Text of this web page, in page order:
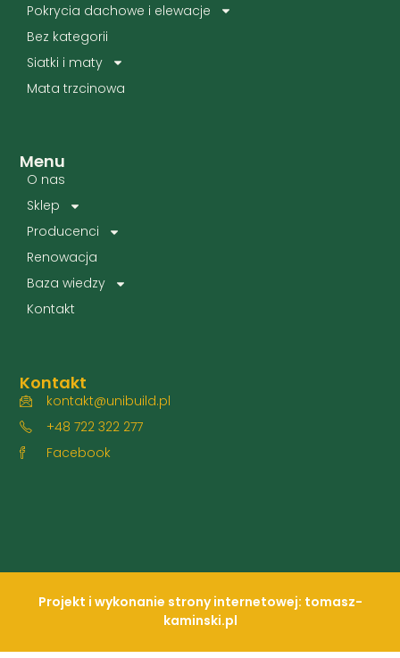
Menu
O nas
Sklep
Producenci
Renowacja
Baza wiedzy
Kontakt
Pokrycia dachowe i elewacje
Bez kategorii
Siatki i maty
Mata trzcinowa
Kontakt
kontakt@unibuild.pl
+48 722 322 277
Facebook
Projekt i wykonanie strony internetowej: tomasz-
kaminski.pl